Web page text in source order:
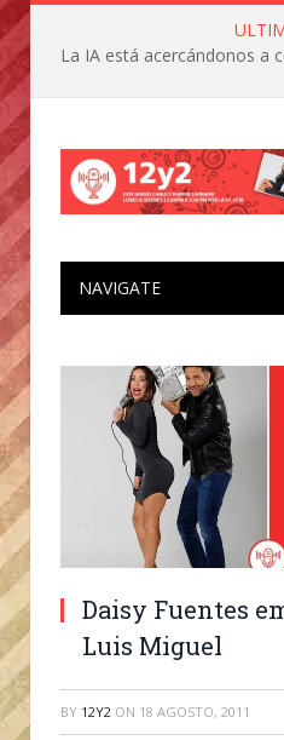
NAVIGATE
Daisy Fuentes
Luis Miguel
BY 12Y2 ON 18 AGOSTO, 2011